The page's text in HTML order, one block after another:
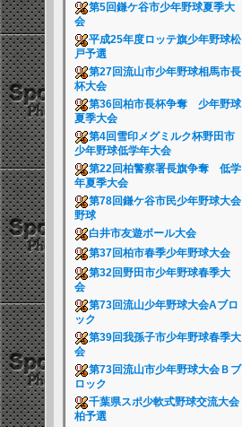
第5回鎌ケ谷市少年野球夏季大
会
平成25年度ロッテ旗少年野球松
戸予選
第27回流山市少年野球相馬市長
杯大会
第36回柏市長杯争奪 少年野球
夏季大会
第4回雪印メグミルク杯野田市
少年野球低学年大会
第22回柏警察署長旗争奪 低学
年夏季大会
第78回鎌ケ谷市民少年野球大会
野球
白井市友遊ボール大会
第37回柏市春季少年野球大会
第32回野田市少年野球春季大
会
第73回流山少年野球大会Aブロ
ック
第39回我孫子市少年野球春季大
会
第73回流山市少年野球大会Ｂブ
ロック
千葉県スポ少軟式野球交流大会
柏予選